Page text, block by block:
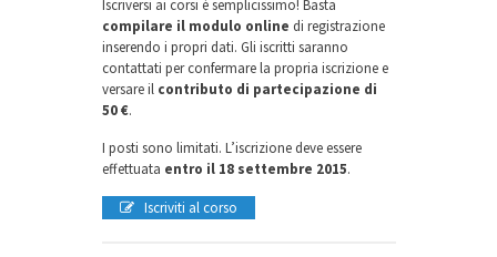
Iscriversi ai corsi è semplicissimo! Basta
compilare il modulo online di registrazione
inserendo i propri dati. Gli iscritti saranno
contattati per confermare la propria iscrizione e
versare il contributo di partecipazione di
50 €.
I posti sono limitati. L’iscrizione deve essere
effettuata entro il 18 settembre 2015.
Iscriviti al corso